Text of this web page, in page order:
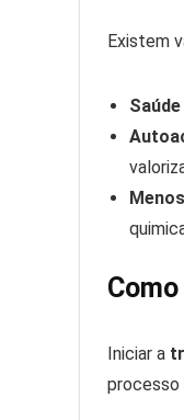
Existem
Iniciar a
processo